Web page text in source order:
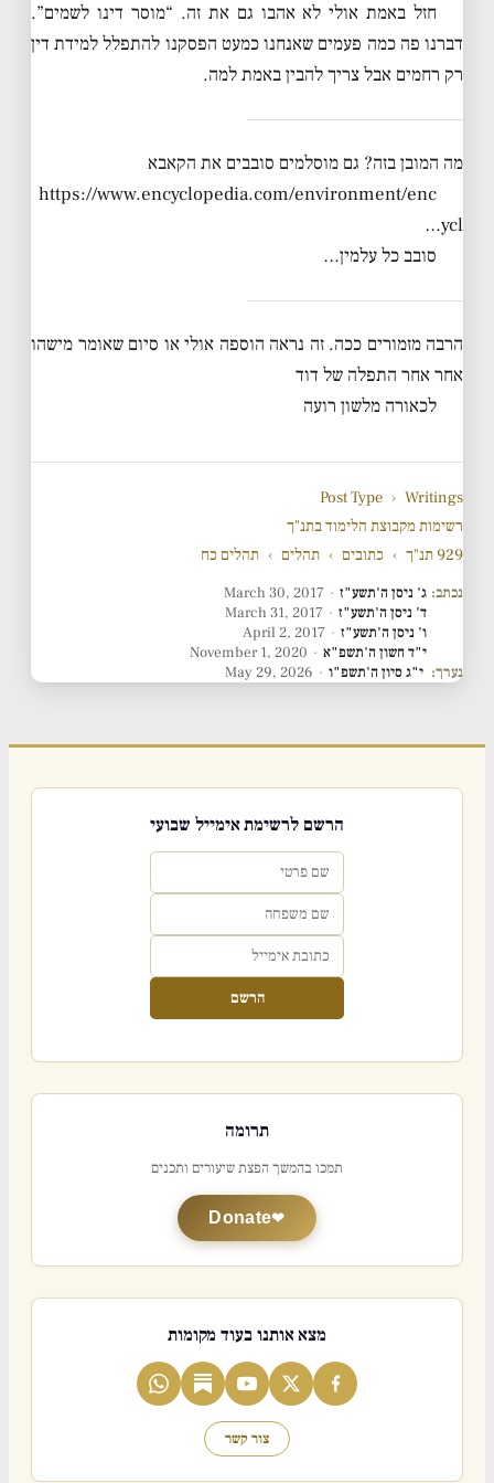
חזל באמת אולי לא אהבו גם את זה. “מוסר דינו לשמים”.
דברנו פה כמה פעמים שאנחנו כמעט הפסקנו להתפלל למידת דין
רק רחמים אבל צריך להבין באמת למה.
מה המובן בזה? גם מוסלמים סובבים את הקאבא
https://www.encyclopedia.com/environment/enc
ycl…
סובב כל עלמין…
הרבה מזמורים ככה. זה נראה הוספה אולי או סיום שאומר מישהו
אחר אחר התפלה של דוד
לכאורה מלשון רועה
Post Type › Writings
רשימות מקבוצת הלימוד בתנ"ך
929 תנ"ך
› כתובים › תהלים › תהלים כח
נכתב: ג' ניסן ה'תשע"ז ·
March 30, 2017
ד' ניסן ה'תשע"ז ·
March 31, 2017
ו' ניסן ה'תשע"ז ·
April 2, 2017
י"ד חשון ה'תשפ"א ·
November 1, 2020
נערך: י"ג סיון ה'תשפ"ו ·
May 29, 2026
הרשם לרשימת אימייל שבועי
הרשם
תרומה
תמכו בהמשך הפצת שיעורים ותכנים
Donate
מצא אותנו בעוד מקומות
צור קשר